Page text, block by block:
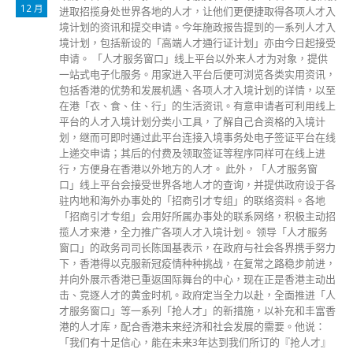
12 月
进取招揽身处世界各地的人才，让他们更便捷取得各项人才入
境计划的资讯和提交申请。今年施政报告提到的一系列人才入
境计划，包括新设的「高端人才通行证计划」亦由今日起接受
申请。 「人才服务窗口」线上平台以外来人才为对象，提供
一站式电子化服务。用家进入平台后便可浏览各类实用资讯，
包括香港的优势和发展机遇、各项人才入境计划的详情，以至
在港「衣、食、住、行」的生活资讯。有意申请者可利用线上
平台的人才入境计划分类小工具，了解自己合资格的入境计
划，继而可即时通过此平台连接入境事务处电子签证平台在线
上递交申请；其后的付费及领取签证等程序同样可在线上进
行，方便身在香港以外地方的人才。 此外，「人才服务窗
口」线上平台会接受世界各地人才的查询，并提供政府设于各
驻内地和海外办事处的「招商引才专组」的联络资料。各地
「招商引才专组」会用好所属办事处的联系网络，积极主动招
揽人才来港，全力推广各项人才入境计划。 领导「人才服务
窗口」的政务司司长陈国基表示，在政府与社会各界携手努力
下，香港得以克服新冠疫情种种挑战，在复常之路稳步前进，
并向外展示香港已重返国际舞台的中心，现在正是香港主动出
击、竞逐人才的黄金时机。政府定当全力以赴，全面推进「人
才服务窗口」等一系列「抢人才」的新措施，以补充和丰富香
港的人才库，配合香港未来经济和社会发展的需要。他说：
「我们有十足信心，能在未来3年达到我们所订的『抢人才』